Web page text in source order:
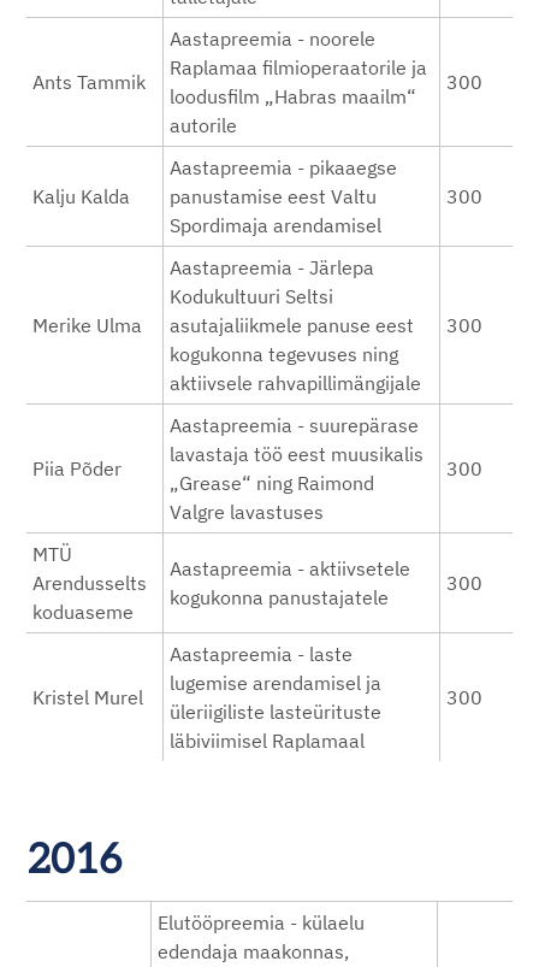
Ants Tammik
Aastapreemia - noorele
Raplamaa filmioperaatorile ja
loodusfilm „Habras maailm“
autorile
300
Kalju Kalda
Aastapreemia - pikaaegse
panustamise eest Valtu
Spordimaja arendamisel
300
Merike Ulma
Aastapreemia - Järlepa
Kodukultuuri Seltsi
asutajaliikmele panuse eest
kogukonna tegevuses ning
aktiivsele rahvapillimängijale
300
Piia Põder
Aastapreemia - suurepärase
lavastaja töö eest muusikalis
„Grease“ ning Raimond
Valgre lavastuses
300
MTÜ
Arendusselts
koduaseme
Aastapreemia - aktiivsetele
kogukonna panustajatele
300
Kristel Murel
Aastapreemia - laste
lugemise arendamisel ja
üleriigiliste lasteürituste
läbiviimisel Raplamaal
300
2016
Elutööpreemia - külaelu
edendaja maakonnas,